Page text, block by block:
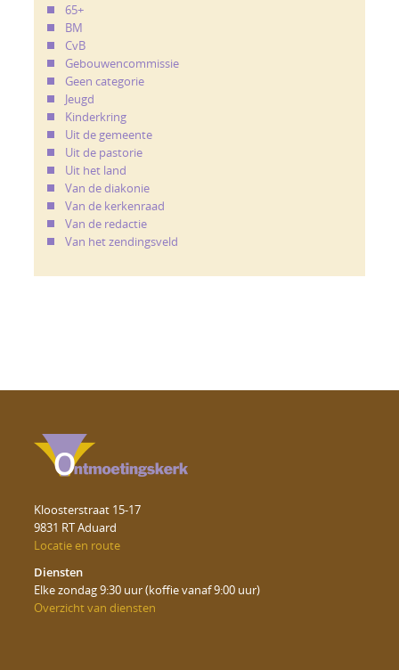
65+
BM
CvB
Gebouwencommissie
Geen categorie
Jeugd
Kinderkring
Uit de gemeente
Uit de pastorie
Uit het land
Van de diakonie
Van de kerkenraad
Van de redactie
Van het zendingsveld
Kloosterstraat 15-17
9831 RT Aduard
Locatie en route
Diensten
Elke zondag 9:30 uur (koffie vanaf 9:00 uur)
Overzicht van diensten